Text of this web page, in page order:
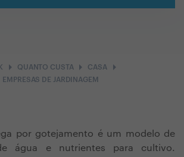
arrow_right QUANTO CUSTAarrow_right CASAarrow_right
EMPRESAS DE JARDINAGEM
por gotejamento é um modelo de
água e nutrientes para cultivo.